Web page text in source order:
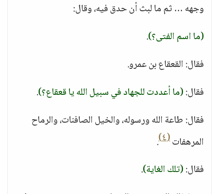
وجهه … ثم ما لبث أن حدق فيه، وقال:
(ما اسم الفتى؟).
فقال: القعقاع بن عمرو.
فقال:(ما أعددت للجهاد في سبيل الله يا قعقاع؟).
فقال: طاعة الله ورسوله، والخيل الصافنات، والرماح
المرهفات(٤) .
فقال:(تلك الغاية).